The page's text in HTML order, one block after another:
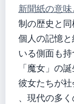
新聞紙の意
制の歴史と同
個人の記憶
いる側面も
「魔女」の誕
彼女たちが
、現代の多く